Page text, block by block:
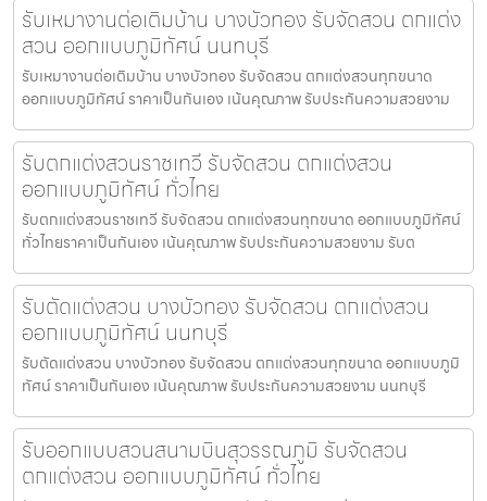
รับเหมางานต่อเติมบ้าน บางบัวทอง รับจัดสวน ตกแต่ง
สวน ออกแบบภูมิทัศน์ นนทบุรี
รับเหมางานต่อเติมบ้าน บางบัวทอง รับจัดสวน ตกแต่งสวนทุกขนาด
ออกแบบภูมิทัศน์ ราคาเป็นกันเอง เน้นคุณภาพ รับประกันความสวยงาม
รับตกแต่งสวนราชเทวี รับจัดสวน ตกแต่งสวน
ออกแบบภูมิทัศน์ ทั่วไทย
รับตกแต่งสวนราชเทวี รับจัดสวน ตกแต่งสวนทุกขนาด ออกแบบภูมิทัศน์
ทั่วไทยราคาเป็นกันเอง เน้นคุณภาพ รับประกันความสวยงาม รับต
รับตัดแต่งสวน บางบัวทอง รับจัดสวน ตกแต่งสวน
ออกแบบภูมิทัศน์ นนทบุรี
รับตัดแต่งสวน บางบัวทอง รับจัดสวน ตกแต่งสวนทุกขนาด ออกแบบภูมิ
ทัศน์ ราคาเป็นกันเอง เน้นคุณภาพ รับประกันความสวยงาม นนทบุรี
รับออกแบบสวนสนามบินสุวรรณภูมิ รับจัดสวน
ตกแต่งสวน ออกแบบภูมิทัศน์ ทั่วไทย